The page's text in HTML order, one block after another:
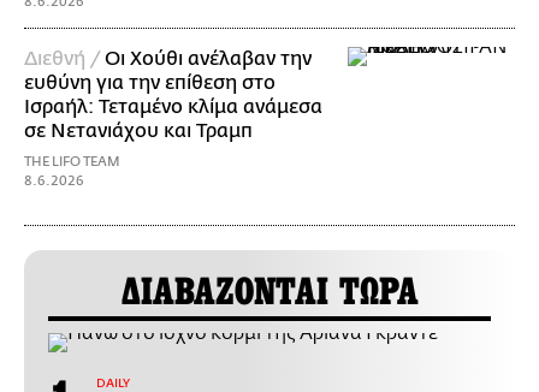
Διεθνή /Οι Χούθι ανέλαβαν την
ευθύνη για την επίθεση στο
Ισραήλ: Τεταμένο κλίμα ανάμεσα
σε Νετανιάχου και Τραμπ
THE LIFO TEAM
8.6.2026
ΔΙΑΒΑΖΟΝΤΑΙ ΤΩΡΑ
DAILY